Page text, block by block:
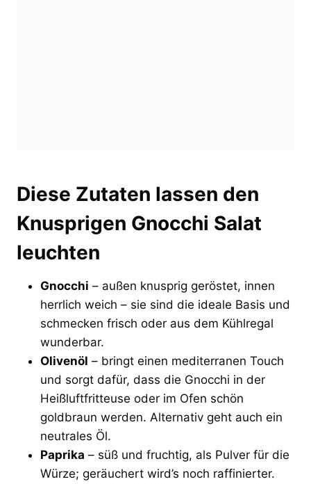
Diese Zutaten lassen den
Knusprigen Gnocchi Salat
leuchten
Gnocchi – außen knusprig geröstet, innen
herrlich weich – sie sind die ideale Basis und
schmecken frisch oder aus dem Kühlregal
wunderbar.
Olivenöl – bringt einen mediterranen Touch
und sorgt dafür, dass die Gnocchi in der
Heißluftfritteuse oder im Ofen schön
goldbraun werden. Alternativ geht auch ein
neutrales Öl.
Paprika – süß und fruchtig, als Pulver für die
Würze; geräuchert wird’s noch raffinierter.